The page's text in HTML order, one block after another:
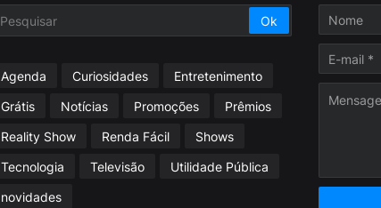
Agenda Curiosidades
Entretenimento
Grátis
Notícias Promoções
Prêmios
Reality Show
Renda Fácil
Shows
Tecnologia
Televisão
Utilidade Pública
novidades